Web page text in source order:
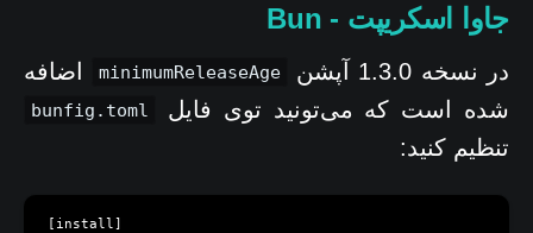
جاوا اسکریپت - Bun
در نسخه 1.3.0 آپشن minimumReleaseAge
اضافه
شده است که می‌تونید توی فایل
bunfig.toml
تنظیم کنید:
[install]